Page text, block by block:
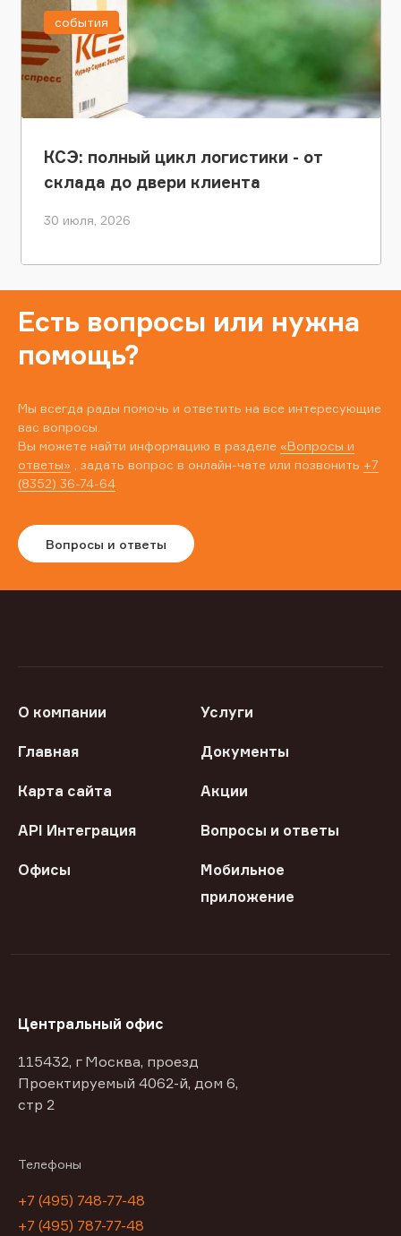
КСЭ: полный цикл логистики - от
склада до двери клиента
30 июля, 2026
события
Есть вопросы или нужна
помощь?
Мы всегда рады помочь и ответить на все интересующие
вас вопросы.
Вы можете найти информацию в разделе «Вопросы и
ответы» , задать вопрос в онлайн-чате или позвонить +7
(8352) 36-74-64
Вопросы и ответы
О компании Услуги
Главная Документы
Карта сайта Акции
API Интеграция Вопросы и ответы
Офисы
Мобильное
приложение
Центральный офис
115432, г Москва, проезд
Проектируемый 4062-й, дом 6,
стр 2
Телефоны
+7 (495) 748-77-48
+7 (495) 787-77-48